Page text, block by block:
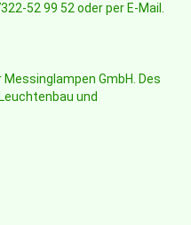
52 99 52 oder per E-Mail.
GmbH. Des
und